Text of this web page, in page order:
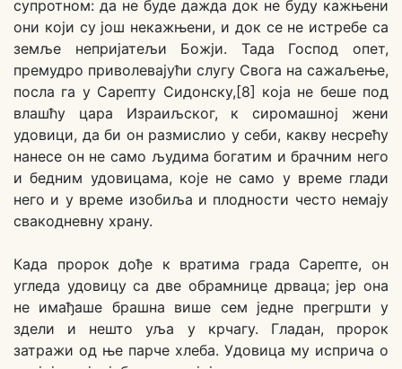
супротном: да не буде дажда док не буду кажњени
они који су још некажњени, и док се не истребе са
земље непријатељи Божји. Тада Господ опет,
премудро приволевајући слугу Свога на сажаљење,
посла га у Сарепту Сидонску,[8] која не беше под
влашћу цара Израиљског, к сиромашној жени
удовици, да би он размислио у себи, какву несрећу
нанесе он не само људима богатим и брачним него
и бедним удовицама, које не само у време глади
него и у време изобиља и плодности често немају
свакодневну храну.
Када пророк дође к вратима града Сарепте, он
угледа удовицу са две обрамнице дрваца; јер она
не имађаше брашна више сем једне прегршти у
здели и нешто уља у крчагу. Гладан, пророк
затражи од ње парче хлеба. Удовица му исприча о